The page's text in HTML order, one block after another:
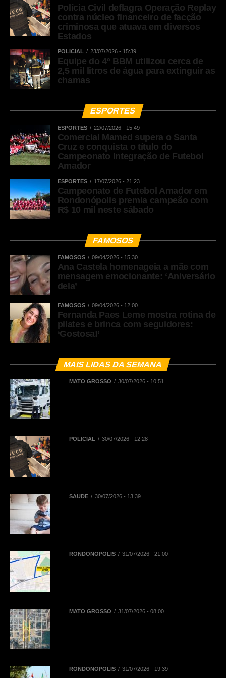
LinkedIn
Share
Polícia Civil deflagra Operação Replay
contra núcleo financeiro de facção
criminosa que atuava em diversos
Estados
POLICIAL 23/07/2026 - 15:39
Equipe do 4º BBM utilizou cerca de
2,5 mil litros de água para extinguir as
chamas
ESPORTES
ESPORTES 22/07/2026 - 15:49
Comercial Mamed supera o Santa
Cruz e conquista o título do
Campeonato Integração de Futebol
Amador
ESPORTES 17/07/2026 - 21:23
Campeonato de Futebol Amador em
Rondonópolis premia campeão com
R$ 10 mil neste sábado
FAMOSOS
FAMOSOS 09/04/2026 - 15:30
Ana Castela homenageia a mãe com
mensagem emocionante: ‘Aniversário
dela’
FAMOSOS 09/04/2026 - 12:00
Fernanda Paes Leme mostra rotina de
pilates e brinca com seguidores:
‘Gostosa!’
MAIS LIDAS DA SEMANA
MATO GROSSO 30/07/2026 - 10:51
POLICIAL 30/07/2026 - 12:28
SAÚDE 30/07/2026 - 13:39
RONDONÓPOLIS 31/07/2026 - 21:00
MATO GROSSO 31/07/2026 - 08:00
RONDONÓPOLIS 31/07/2026 - 19:39